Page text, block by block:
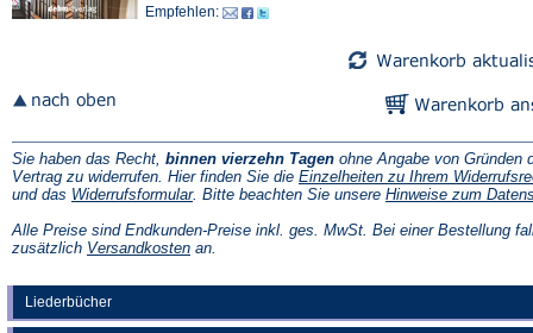
Liederbücher
Empfehlen:
Sie haben das Recht, binnen vierzehn Tagen ohne Angabe von Gründen
Vertrag zu widerrufen. Hier finden Sie die Einzelheiten zu Ihrem
und das Widerrufsformular(Öffnet
einem
neuen
. Bitte beachten Sie unsere Hinweise zum
Alle Preise sind Endkunden-Preise inkl. ges. MwSt. Bei einer Bestellung
zusätzlich Versandkosten(Öffnet
an.